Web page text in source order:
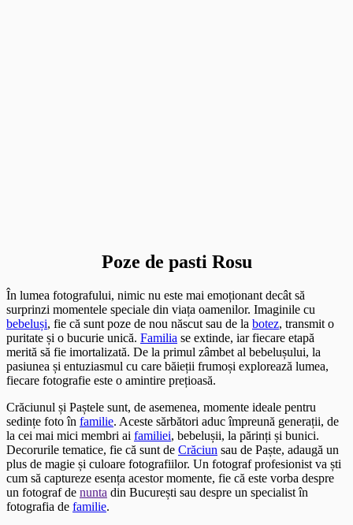
Poze de pasti Rosu
În lumea fotografului, nimic nu este mai emoționant decât să
surprinzi momentele speciale din viața oamenilor. Imaginile cu
bebeluși, fie că sunt poze de nou născut sau de la botez, transmit o
puritate și o bucurie unică. Familia se extinde, iar fiecare etapă
merită să fie imortalizată. De la primul zâmbet al bebelușului, la
pasiunea și entuziasmul cu care băieții frumoși explorează lumea,
fiecare fotografie este o amintire prețioasă.
Crăciunul și Paștele sunt, de asemenea, momente ideale pentru
sedințe foto în familie. Aceste sărbători aduc împreună generații, de
la cei mai mici membri ai familiei, bebelușii, la părinți și bunici.
Decorurile tematice, fie că sunt de Crăciun sau de Paște, adaugă un
plus de magie și culoare fotografiilor. Un fotograf profesionist va ști
cum să captureze esența acestor momente, fie că este vorba despre
un fotograf de nunta din București sau despre un specialist în
fotografia de familie.